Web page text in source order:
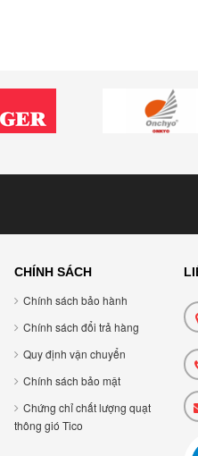
CHÍNH SÁCH
Chính sách bảo hành
Chính sách đổi trả hàng
Quy định vận chuyển
Chính sách bảo mật
Chứng chỉ chất lượng quạt
thông gió Tico